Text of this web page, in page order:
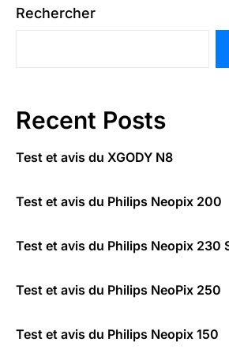
Rechercher
Recent Posts
Test et avis du XGODY N8
Test et avis du Philips Neopix 200
Test et avis du Philips Neopix 230
Test et avis du Philips NeoPix 250
Test et avis du Philips Neopix 150